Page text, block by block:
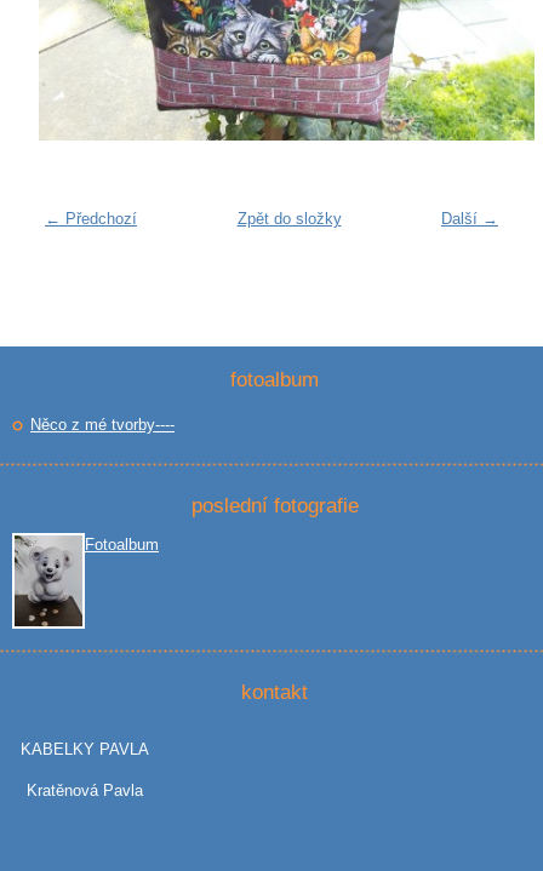
← Předchozí Další →
Zpět do složky
fotoalbum
Něco z mé tvorby----
poslední fotografie
Fotoalbum
kontakt
KABELKY PAVLA
Kratěnová Pavla